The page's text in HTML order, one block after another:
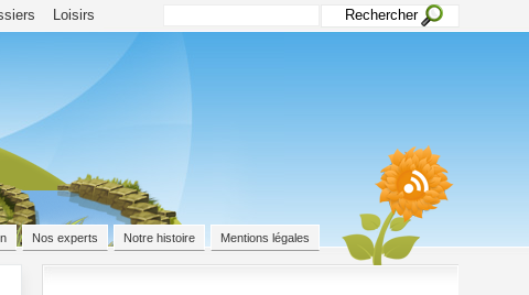
Loisirs
Nos experts Notre histoire Mentions légales